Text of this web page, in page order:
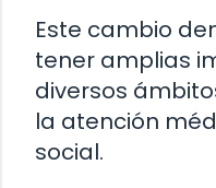
Este cambio
tener amplias
diversos
la atención
social.